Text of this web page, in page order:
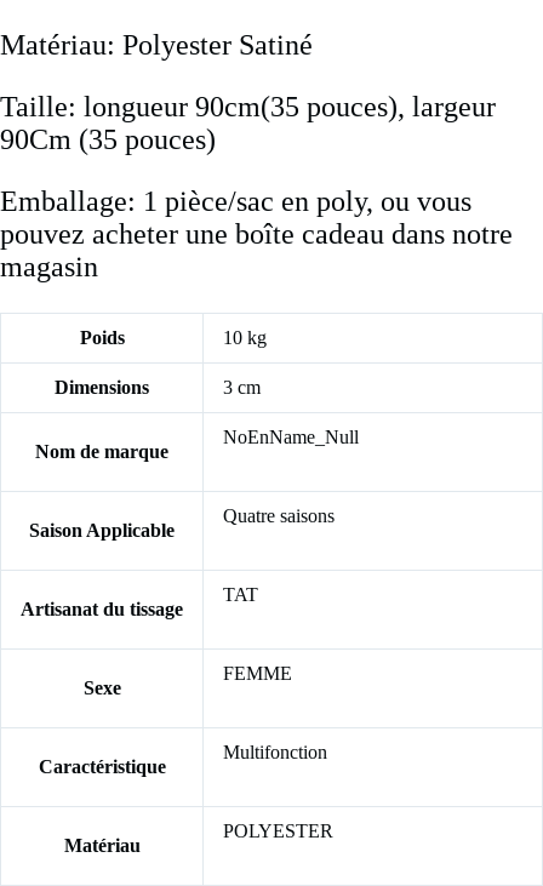
Matériau: Polyester Satiné
Taille: longueur 90cm(35 pouces), largeur
90Cm (35 pouces)
Emballage: 1 pièce/sac en poly, ou vous
pouvez acheter une boîte cadeau dans notre
magasin
Poids 10 kg
Dimensions 3 cm
Nom de marque
NoEnName_Null
Saison Applicable
Quatre saisons
Artisanat du tissage
TAT
Sexe
FEMME
Caractéristique
Multifonction
Matériau
POLYESTER